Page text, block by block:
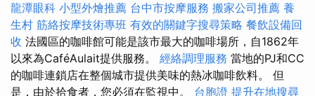
龍潭眼科 小型外燴推薦 台中市按摩服務 搬家公司推薦 養
生村 筋絡按摩技術專班 有效的關鍵字搜尋策略 餐飲設備回
收 法國區的咖啡館可能是該市最大的咖啡場所，自1862年
以來為CaféAulait提供服務。 經絡調理服務 當地的PJ和CC
的咖啡連鎖店在整個城市提供美味的熱冰咖啡飲料。 但
是，由於拾食者，您必須在監視中。 台胞證 提升在地搜尋